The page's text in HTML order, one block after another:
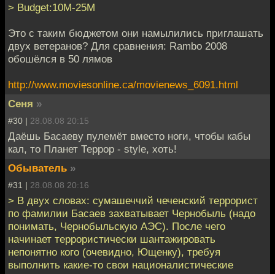
> Budget:10M-25M
Это с таким бюджетом они намылились приглашать
двух ветеранов? Для сравнения: Rambo 2008
обошёлся в 50 лямов
http://www.moviesonline.ca/movienews_6091.html
Сеня »
#30 | 28.08.08 20:15
Даёшь Басаеву пулемёт вместо ноги, чтобы кабы
кал, то Планет Террор - style, хоть!
Обыватель »
#31 | 28.08.08 20:16
> В двух словах: сумашеччий чеченский террорист
по фамилии Басаев захватывает Чернобыль (надо
понимать, Чернобыльскую АЭС). После чего
начинает террористически шантажировать
непонятно кого (очевидно, Ющенку), требуя
выполнить какие-то свои националистические